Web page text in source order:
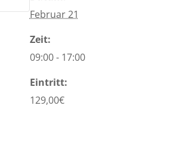
Februar 21
Zeit:
09:00 - 17:00
Eintritt:
129,00€